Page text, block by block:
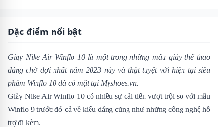
Đặc điểm nổi bật
Giày Nike Air Winflo 10 là một trong những mẫu giày thể thao
đáng chờ đợi nhất năm 2023 này và thật tuyệt vời hiện tại siêu
phẩm Winflo 10 đã có mặt tại Myshoes.vn.
Giày Nike Air Winflo 10 có nhiều sự cải tiến vượt trội so với mẫu
Winflo 9 trước đó cả về kiểu dáng cũng như những công nghệ hỗ
trợ đi kèm.